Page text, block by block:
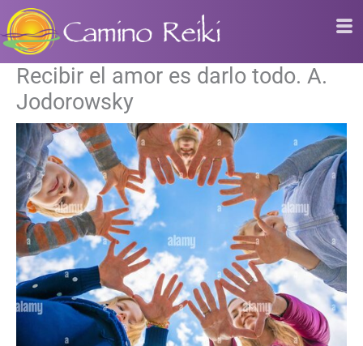
al
contenido
Recibir el amor es darlo todo. A.
Jodorowsky